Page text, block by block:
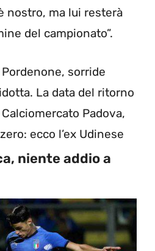
nostro, ma lui resterà
del campionato”.
Pordenone, sorride
La data del ritorno
Calciomercato Padova,
ecco l’ex Udinese
niente addio a